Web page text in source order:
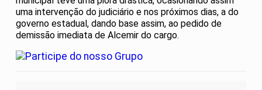
uma intervenção do judiciário e nos próximos dias, a do
governo estadual, dando base assim, ao pedido de
demissão imediata de Alcemir do cargo.